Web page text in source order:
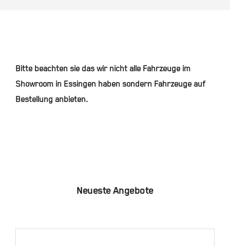
Bitte beachten sie das wir nicht alle Fahrzeuge im
Showroom in Essingen haben sondern Fahrzeuge auf
Bestellung anbieten.
Neueste Angebote